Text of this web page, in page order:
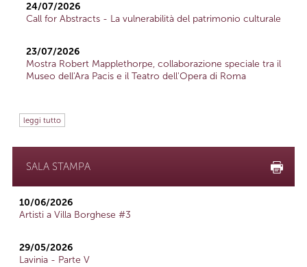
24/07/2026
Call for Abstracts - La vulnerabilità del patrimonio culturale
23/07/2026
Mostra Robert Mapplethorpe, collaborazione speciale tra il
Museo dell'Ara Pacis e il Teatro dell'Opera di Roma
leggi tutto
SALA STAMPA
10/06/2026
Artisti a Villa Borghese #3
29/05/2026
Lavinia - Parte V